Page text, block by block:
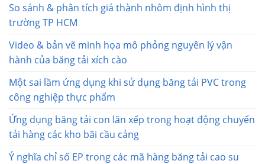
So sánh & phân tích giá thành nhôm định hình thị
trường TP HCM
Video & bản vẽ minh họa mô phỏng nguyên lý vận
hành của băng tải xích cào
Một sai lầm ứng dụng khi sử dụng băng tải PVC trong
công nghiệp thực phẩm
Ứng dụng băng tải con lăn xếp trong hoạt động chuyển
tải hàng các kho bãi cầu cảng
Ý nghĩa chỉ số EP trong các mã hàng băng tải cao su